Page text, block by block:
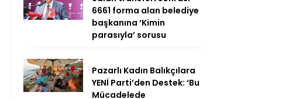
6661 forma alan belediye
başkanına ‘Kimin
parasıyla’ sorusu
Pazarlı Kadın Balıkçılara
YENİ Parti’den Destek: ‘Bu
Mücadelede